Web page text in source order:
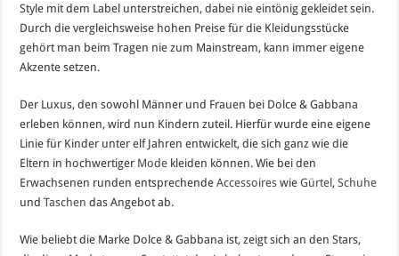
Style mit dem Label unterstreichen, dabei nie eintönig gekleidet sein.
Durch die vergleichsweise hohen Preise für die Kleidungsstücke
gehört man beim Tragen nie zum Mainstream, kann immer eigene
Akzente setzen.
Der Luxus, den sowohl Männer und Frauen bei Dolce & Gabbana
erleben können, wird nun Kindern zuteil. Hierfür wurde eine eigene
Linie für Kinder unter elf Jahren entwickelt, die sich ganz wie die
Eltern in hochwertiger Mode kleiden können. Wie bei den
Erwachsenen runden entsprechendeAccessoires wieGürtel,Schuhe
undTaschen das Angebot ab.
Wie beliebt die Marke Dolce & Gabbana ist, zeigt sich an den Stars,